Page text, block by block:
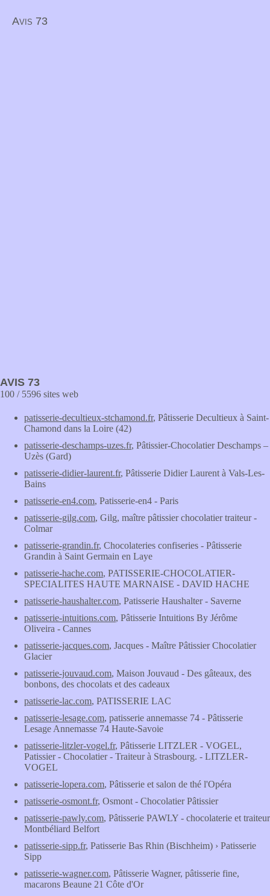
Avis 73
AVIS 73
100 / 5596 sites web
patisserie-decultieux-stchamond.fr, Pâtisserie Decultieux à Saint-
Chamond dans la Loire (42)
patisserie-deschamps-uzes.fr, Pâtissier-Chocolatier Deschamps –
Uzès (Gard)
patisserie-didier-laurent.fr, Pâtisserie Didier Laurent à Vals-Les-
Bains
patisserie-en4.com, Patisserie-en4 - Paris
patisserie-gilg.com, Gilg, maître pâtissier chocolatier traiteur -
Colmar
patisserie-grandin.fr, Chocolateries confiseries - Pâtisserie
Grandin à Saint Germain en Laye
patisserie-hache.com, PATISSERIE-CHOCOLATIER-
SPECIALITES HAUTE MARNAISE - DAVID HACHE
patisserie-haushalter.com, Patisserie Haushalter - Saverne
patisserie-intuitions.com, Pâtisserie Intuitions By Jérôme
Oliveira - Cannes
patisserie-jacques.com, Jacques - Maître Pâtissier Chocolatier
Glacier
patisserie-jouvaud.com, Maison Jouvaud - Des gâteaux, des
bonbons, des chocolats et des cadeaux
patisserie-lac.com, PATISSERIE LAC
patisserie-lesage.com, patisserie annemasse 74 - Pâtisserie
Lesage Annemasse 74 Haute-Savoie
patisserie-litzler-vogel.fr, Pâtisserie LITZLER - VOGEL,
Patissier - Chocolatier - Traiteur à Strasbourg. - LITZLER-
VOGEL
patisserie-lopera.com, Pâtisserie et salon de thé l'Opéra
patisserie-osmont.fr, Osmont - Chocolatier Pâtissier
patisserie-pawly.com, Pâtisserie PAWLY - chocolaterie et traiteur
Montbéliard Belfort
patisserie-sipp.fr, Patisserie Bas Rhin (Bischheim) › Patisserie
Sipp
patisserie-wagner.com, Pâtisserie Wagner, pâtisserie fine,
macarons Beaune 21 Côte d'Or